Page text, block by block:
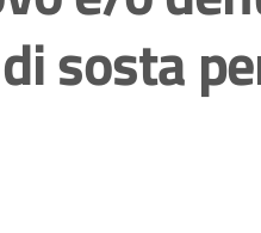
sosta